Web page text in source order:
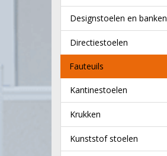
Designstoelen en banken
Directiestoelen
Fauteuils
Kantinestoelen
Krukken
Kunststof stoelen